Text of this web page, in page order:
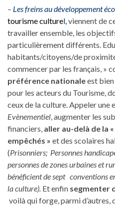
– Les freins au développement
tourisme culturel,viennent de
travailler ensemble, les
particulièrement différents.
habitants/citoyens/de
commencer par les français, »
préférence nationaleest
pour les acteurs du Tourisme,
ceux de la culture. Appeler
Evènementiel, augmenter les
financiers, aller au-delà de la
empêchés » et des scolaires
(Prisonniers; Personnes
personnes de zones urbaines et
bénéficient de sept conventions
la culture). Et enfin segmenter
voilà qui forge, parmi d’autres,